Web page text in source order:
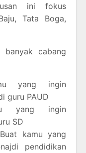
ini fokus
Tata Boga,
banyak cabang
yang ingin
guru PAUD
yang ingin
SD
kamu yang
pendidikan